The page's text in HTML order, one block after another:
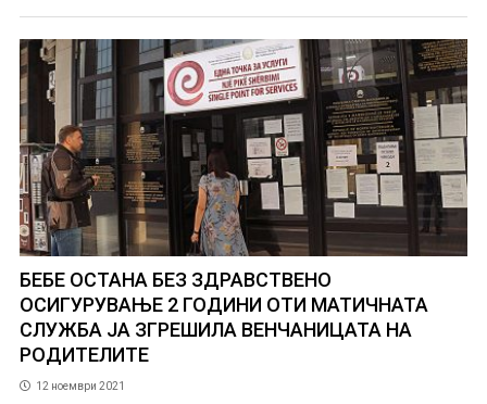
БЕБЕ ОСТАНА БЕЗ ЗДРАВСТВЕНО
ОСИГУРУВАЊЕ 2 ГОДИНИ ОТИ МАТИЧНАТА
СЛУЖБА ЈА ЗГРЕШИЛА ВЕНЧАНИЦАТА НА
РОДИТЕЛИТЕ
12 ноември 2021